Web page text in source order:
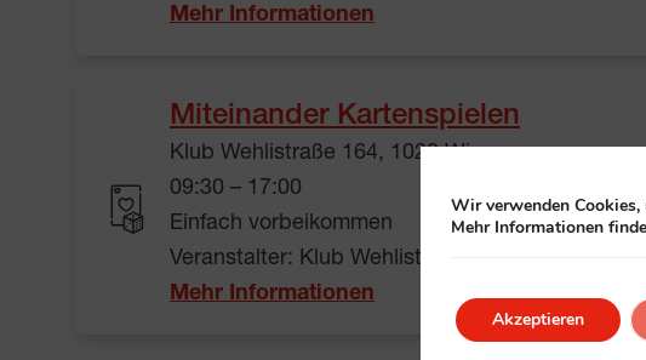
Mehr Informationen
Miteinander Kartenspielen
Klub Wehlistraße 164, 1020 Wien
09:30 – 17:00
Einfach vorbeikommen
Veranstalter: Klub Wehlistraße 164
Mehr Informationen
Wir verwenden
Mehr Informationen
Akzeptieren